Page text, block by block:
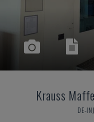
Krauss
DE-